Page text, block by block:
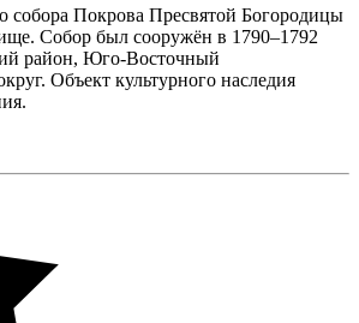
собора Покрова Пресвятой Богородицы
Собор был сооружён в 1790–1792
район, Юго-Восточный
Объект культурного наследия